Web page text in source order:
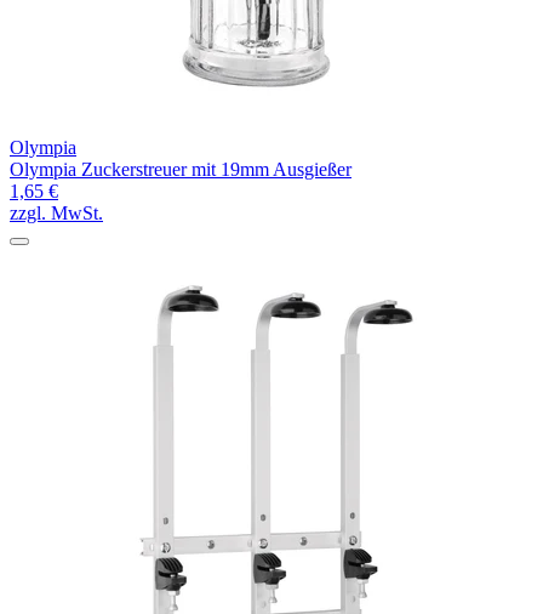
Olympia
Olympia Zuckerstreuer mit 19mm Ausgießer
1,65 €
zzgl. MwSt.